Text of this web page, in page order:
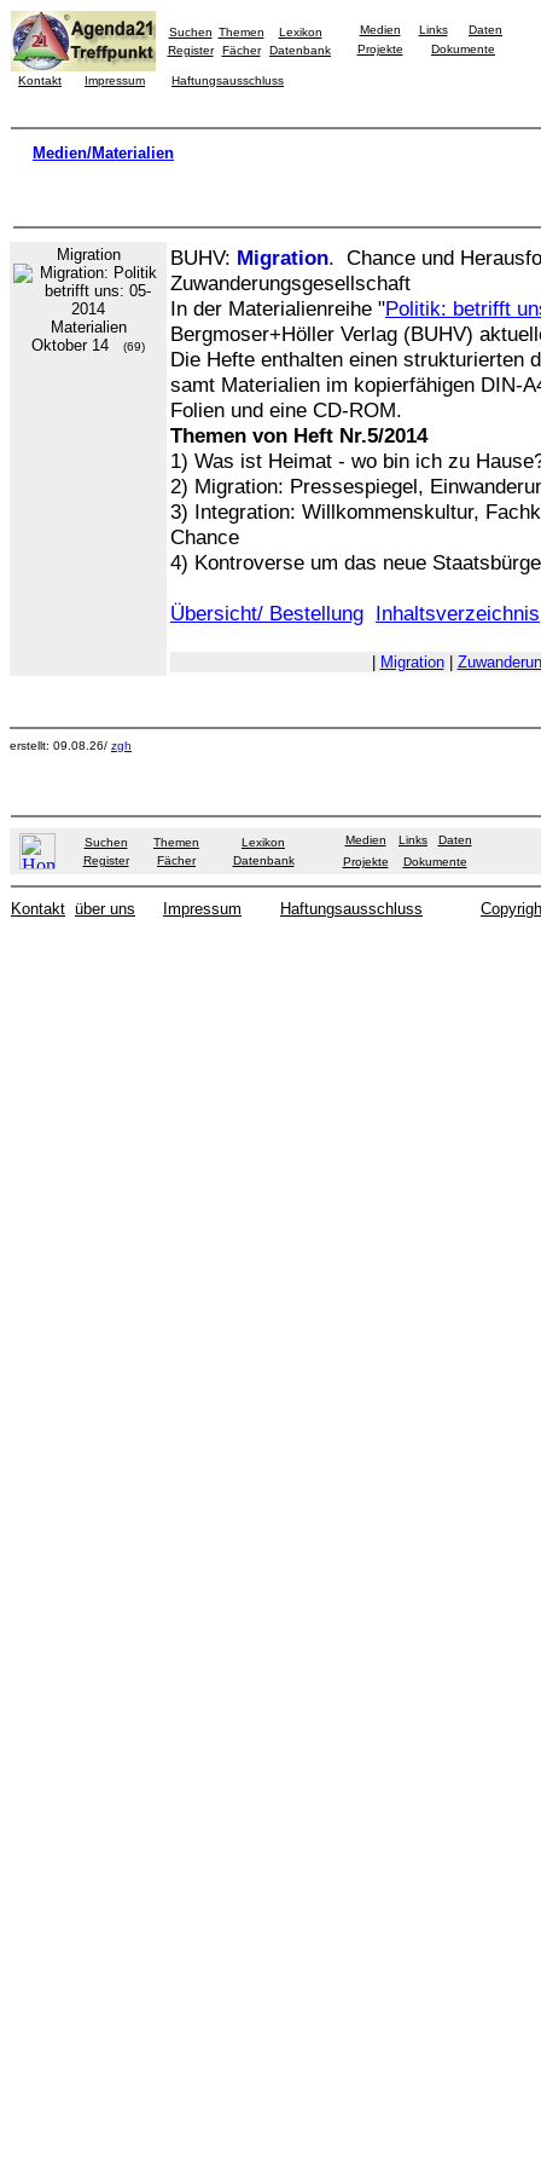
Suchen Themen
Lexikon
Register
Fächer Datenbank
Medien Links
Daten
Projekte
Dokumente
Kontakt Impressum Haftungsausschluss
Medien/Materialien
Migration
Materialien
Oktober 14
(69)
BUHV: Migration. Chance und
Zuwanderungsgesellschaft
In der Materialienreihe "Politik: betrifft
Bergmoser+Höller Verlag (BUHV)
Die Hefte enthalten einen strukturierten
samt Materialien im kopierfähigen DIN-
Folien und eine CD-ROM.
Themen von Heft Nr.5/2014
1) Was ist Heimat - wo bin ich zu
2) Migration: Pressespiegel,
3) Integration: Willkommenskultur,
Chance
4) Kontroverse um das neue
Übersicht/ Bestellung Inhaltsverzeichnis
Migration|
erstellt: 09.08.26/ zgh
Suchen Themen
Lexikon
Register
Fächer Datenbank
Medien Links
Daten
Projekte
Dokumente
Kontakt über uns Impressum Haftungsausschluss